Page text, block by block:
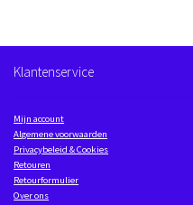
Klantenservice
Mijn account
Algemene voorwaarden
Privacybeleid & Cookies
Retouren
Retourformulier
Over ons